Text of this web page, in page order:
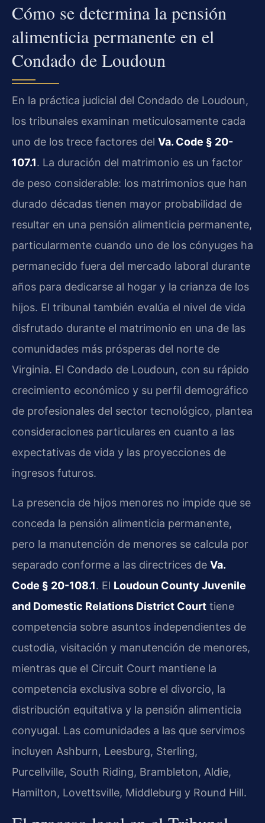
Cómo se determina la pensión
alimenticia permanente en el
Condado de Loudoun
En la práctica judicial del Condado de Loudoun,
los tribunales examinan meticulosamente cada
uno de los trece factores del Va. Code § 20-
107.1. La duración del matrimonio es un factor
de peso considerable: los matrimonios que han
durado décadas tienen mayor probabilidad de
resultar en una pensión alimenticia permanente,
particularmente cuando uno de los cónyuges ha
permanecido fuera del mercado laboral durante
años para dedicarse al hogar y la crianza de los
hijos. El tribunal también evalúa el nivel de vida
disfrutado durante el matrimonio en una de las
comunidades más prósperas del norte de
Virginia. El Condado de Loudoun, con su rápido
crecimiento económico y su perfil demográfico
de profesionales del sector tecnológico, plantea
consideraciones particulares en cuanto a las
expectativas de vida y las proyecciones de
ingresos futuros.
La presencia de hijos menores no impide que se
conceda la pensión alimenticia permanente,
pero la manutención de menores se calcula por
separado conforme a las directrices de Va.
Code § 20-108.1. El Loudoun County Juvenile
and Domestic Relations District Court tiene
competencia sobre asuntos independientes de
custodia, visitación y manutención de menores,
mientras que el Circuit Court mantiene la
competencia exclusiva sobre el divorcio, la
distribución equitativa y la pensión alimenticia
conyugal. Las comunidades a las que servimos
incluyen Ashburn, Leesburg, Sterling,
Purcellville, South Riding, Brambleton, Aldie,
Hamilton, Lovettsville, Middleburg y Round Hill.